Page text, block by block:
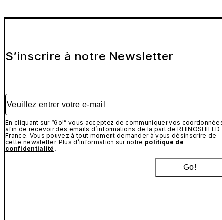
S’inscrire à notre Newsletter
Veuillez entrer votre e-mail
En cliquant sur “Go!” vous acceptez de communiquer vos
afin de recevoir des emails d’informations de la part de RHINOSHIELD
France. Vous pouvez à tout moment demander à vous désinscrire de
cette newsletter. Plus d’information sur notre politique de
confidentialité .
Go!